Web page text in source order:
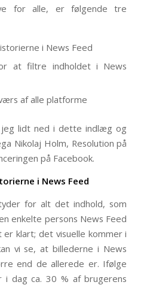
for alle, er følgende tre
i News Feed
at filtre indholdet i News
af alle platforme
lidt ned i dette indlæg og
Nikolaj Holm, Resolution på
på Facebook.
i News Feed
for alt det indhold, som
enkelte persons News Feed
er klart; det visuelle kommer i
vi se, at billederne i News
end de allerede er. Ifølge
i dag ca. 30 % af brugerens